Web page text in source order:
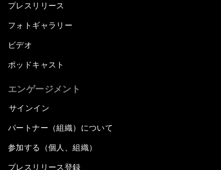
プレスリリース
フォトギャラリー
ビデオ
ポッドキャスト
エンゲージメント
サインイン
パートナー（組織）について
参加する（個人、組織）
プレスリリース登録